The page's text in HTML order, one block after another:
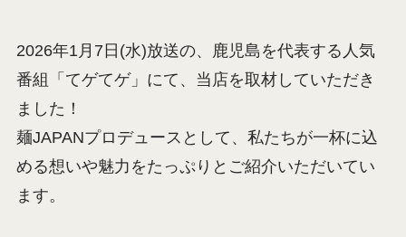
2026年1月7日(水)放送の、鹿児島を代表する人気
番組「てゲてゲ」にて、当店を取材していただき
ました！
麺JAPANプロデュースとして、私たちが一杯に込
める想いや魅力をたっぷりとご紹介いただいてい
ます。